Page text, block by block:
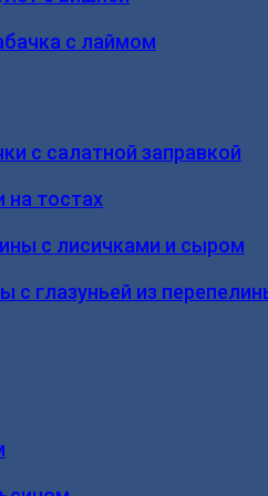
с лаймом
с салатной заправкой
на тостах
с лисичками и сыром
с глазуньей из